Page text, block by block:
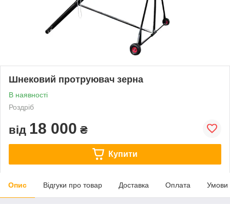
Шнековий протруювач зерна
В наявності
Роздріб
від 18 000 ₴
Купити
Опис Відгуки про товар Доставка Оплата Умови